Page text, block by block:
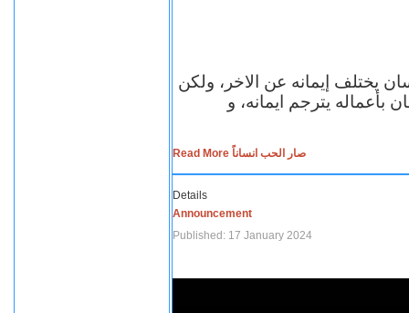
يختلف إيمانه عن الاخر، ولكن
بأعماله يترجم ايمانه، و
Read More صار الحب انساناً
Details
Announcement
Published: 17 January 2024